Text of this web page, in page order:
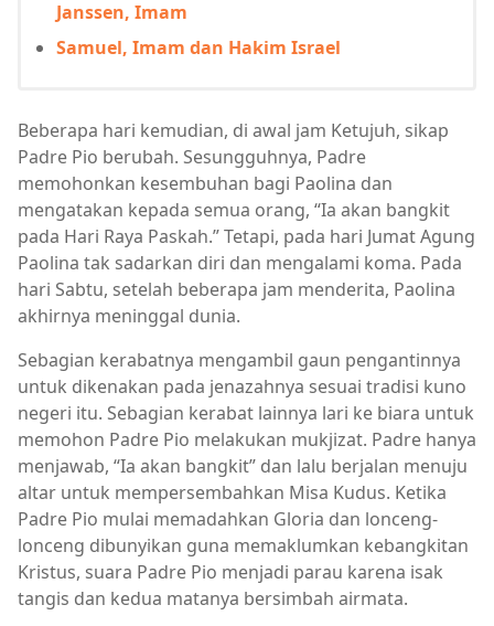
Janssen, Imam
Samuel, Imam dan Hakim Israel
Beberapa hari kemudian, di awal jam Ketujuh, sikap
Padre Pio berubah. Sesungguhnya, Padre
memohonkan kesembuhan bagi Paolina dan
mengatakan kepada semua orang, “Ia akan bangkit
pada Hari Raya Paskah.” Tetapi, pada hari Jumat Agung
Paolina tak sadarkan diri dan mengalami koma. Pada
hari Sabtu, setelah beberapa jam menderita, Paolina
akhirnya meninggal dunia.
Sebagian kerabatnya mengambil gaun pengantinnya
untuk dikenakan pada jenazahnya sesuai tradisi kuno
negeri itu. Sebagian kerabat lainnya lari ke biara untuk
memohon Padre Pio melakukan mukjizat. Padre hanya
menjawab, “Ia akan bangkit” dan lalu berjalan menuju
altar untuk mempersembahkan Misa Kudus. Ketika
Padre Pio mulai memadahkan Gloria dan lonceng-
lonceng dibunyikan guna memaklumkan kebangkitan
Kristus, suara Padre Pio menjadi parau karena isak
tangis dan kedua matanya bersimbah airmata.